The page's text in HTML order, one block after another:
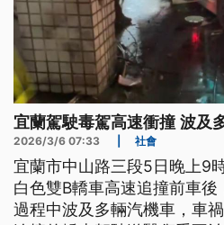
宜蘭駕駛毒駕高速衝撞 波及
2026/3/6 07:33 社會
宜蘭市中山路三段5日晚上9
白色雙B轎車高速追撞前車後
過程中波及多輛汽機車，車